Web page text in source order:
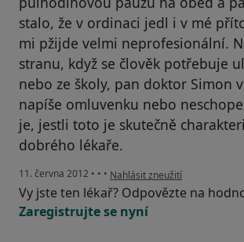
stalo, že v ordinaci jedl i v mé
mi pžijde velmi neprofesionální.
stranu, když se člověk potřebuje
nebo ze školy, pan doktor Simon
napíše omluvenku nebo
je, jestli toto je skutečně
dobrého lékaře.
11. června 2012 • • • podle názoru uživatele Váš
Nahlásit zneužití
Vy jste ten lékař? Odpovězte na
Zaregistrujte se nyní